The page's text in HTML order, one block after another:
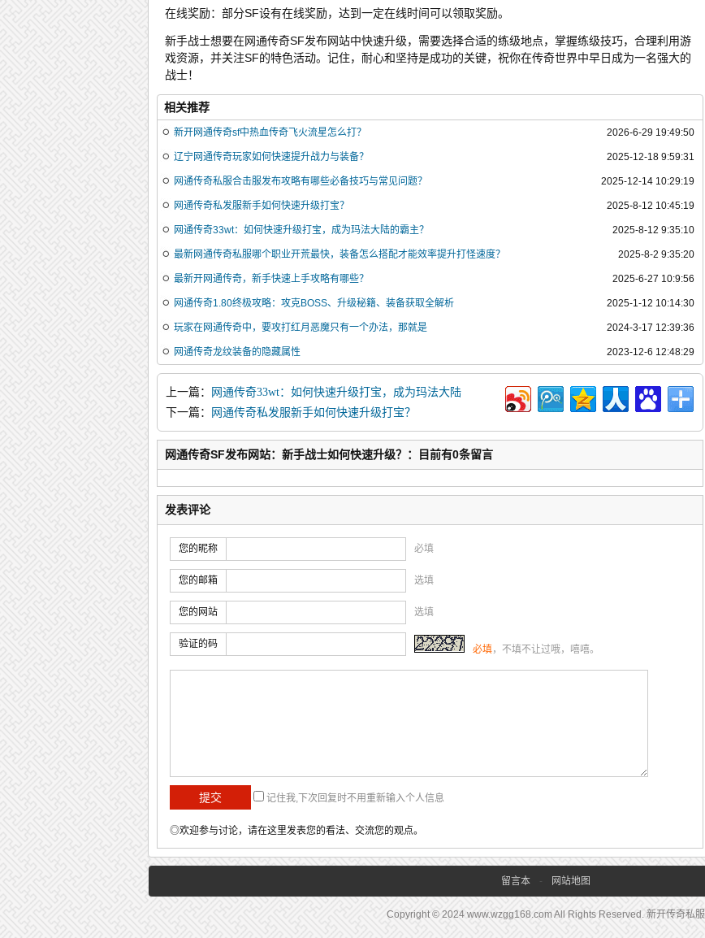
在线奖励：部分SF设有在线奖励，达到一定在线时间可以领取奖励。
新手战士想要在网通传奇SF发布网站中快速升级，需要选择合适的练级地点，掌握练级技巧，合理利用游
戏资源，并关注SF的特色活动。记住，耐心和坚持是成功的关键，祝你在传奇世界中早日成为一名强大的
战士！
相关推荐
2026-6-29 19:49:50
新开网通传奇sf中热血传奇飞火流星怎么打？
2025-12-18 9:59:31
辽宁网通传奇玩家如何快速提升战力与装备？
2025-12-14 10:29:19
网通传奇私服合击服发布攻略有哪些必备技巧与常见问题？
2025-8-12 10:45:19
网通传奇私发服新手如何快速升级打宝？
2025-8-12 9:35:10
网通传奇33wt：如何快速升级打宝，成为玛法大陆的霸主？
2025-8-2 9:35:20
最新网通传奇私服哪个职业开荒最快，装备怎么搭配才能效率提升打怪速度？
2025-6-27 10:9:56
最新开网通传奇，新手快速上手攻略有哪些？
2025-1-12 10:14:30
网通传奇1.80终极攻略：攻克BOSS、升级秘籍、装备获取全解析
2024-3-17 12:39:36
玩家在网通传奇中，要攻打红月恶魔只有一个办法，那就是
2023-12-6 12:48:29
网通传奇龙纹装备的隐藏属性
上一篇：
网通传奇33wt：如何快速升级打宝，成为玛法大陆
的霸主？
下一篇： 网通传奇私发服新手如何快速升级打宝？
网通传奇SF发布网站：新手战士如何快速升级？：目前有0条留言
发表评论
您的昵称 必填
您的邮箱 选填
您的网站 选填
验证的码 必填，不填不让过哦，嘻嘻。
记住我,下次回复时不用重新输入个人信息
◎欢迎参与讨论，请在这里发表您的看法、交流您的观点。
留言本 - 网站地图
Copyright © 2024 www.wzgg168.com All Rights Reserved. 新开传奇私服